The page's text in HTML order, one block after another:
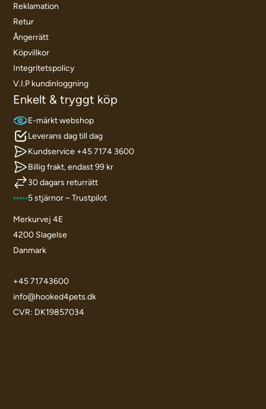
Reklamation
Retur
Ångerrätt
Köpvillkor
Integritetspolicy
V.I.P kundinloggning
Enkelt & tryggt köp
E-märkt webshop
Leverans dag till dag
Kundservice +45 7174 3600
Billig frakt, endast 99 kr
30 dagars returrätt
5 stjärnor – Trustpilot
Merkurvej 4E
4200 Slagelse
Danmark
+45 71743600
info@hooked4pets.dk
CVR: DK19857034